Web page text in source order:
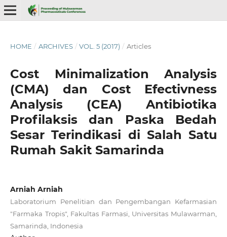
HOME / ARCHIVES / VOL. 5 (2017) / Articles
Cost Minimalization Analysis
(CMA) dan Cost Efectivness
Analysis (CEA) Antibiotika
Profilaksis dan Paska Bedah
Sesar Terindikasi di Salah Satu
Rumah Sakit Samarinda
Arniah Arniah
Laboratorium Penelitian dan Pengembangan Kefarmasian
"Farmaka Tropis", Fakultas Farmasi, Universitas Mulawarman,
Samarinda, Indonesia